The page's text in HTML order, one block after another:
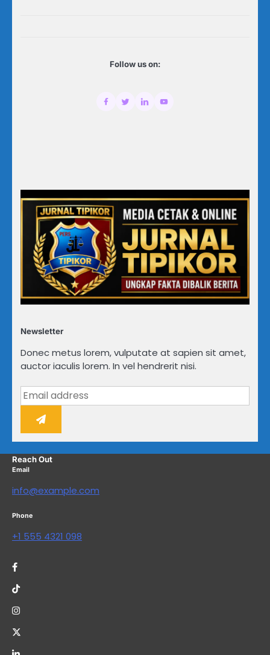
Follow us on:
Newsletter
Donec metus lorem, vulputate at sapien sit amet,
auctor iaculis lorem. In vel hendrerit nisi.
Reach Out
Email
info@example.com
Phone
+1 555 4321 098